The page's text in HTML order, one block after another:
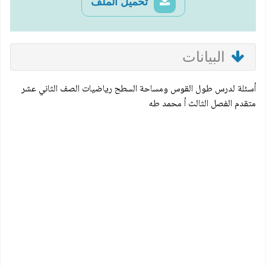
البيانات
أسئلة لدرس طول القوس ومساحة السطح رياضيات الصف الثاني عشر
متقدم الفصل الثالث أ محمد طه